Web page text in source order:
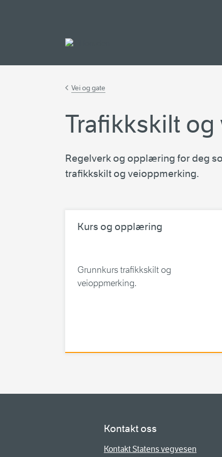
Vei og gate
Trafikkskilt
Regelverk og opplæring for deg
trafikkskilt og veioppmerking.
Kurs og opplæring
Grunnkurs trafikkskilt og
veioppmerking.
Kontakt oss
Kontakt Statens vegvesen